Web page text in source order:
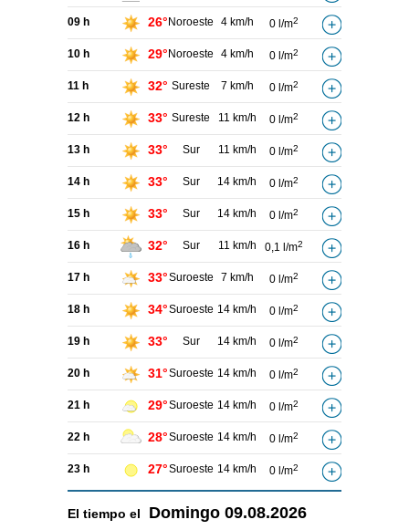
09 h 26° Noroeste 4 km/h 0 l/m2
10 h 29° Noroeste 4 km/h 0 l/m2
11 h 32° Sureste 7 km/h 0 l/m2
12 h 33° Sureste 11 km/h 0 l/m2
13 h 33° Sur 11 km/h 0 l/m2
14 h 33° Sur 14 km/h 0 l/m2
15 h 33° Sur 14 km/h 0 l/m2
16 h 32° Sur 11 km/h 0,1 l/m2
17 h 33°Suroeste 7 km/h 0 l/m2
18 h 34°Suroeste 14 km/h 0 l/m2
19 h 33° Sur 14 km/h 0 l/m2
20 h 31°Suroeste 14 km/h 0 l/m2
21 h 29°Suroeste 14 km/h 0 l/m2
22 h 28°Suroeste 14 km/h 0 l/m2
23 h 27°Suroeste 14 km/h 0 l/m2
El tiempo el Domingo 09.08.2026